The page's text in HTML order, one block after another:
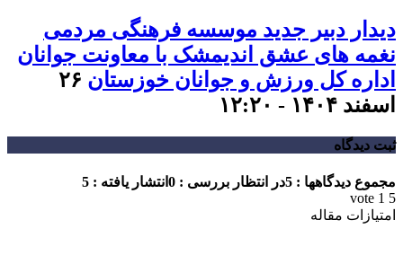
دیدار دبیر جدید موسسه فرهنگی مردمی
نغمه های عشق اندیمشک با معاونت جوانان
اداره کل ورزش و جوانان خوزستان ۲۶
اسفند ۱۴۰۴ - ۱۲:۲۰
ثبت دیدگاه
مجموع دیدگاهها : 5 در انتظار بررسی : 0
انتشار یافته : 5
5
1
vote
امتیازات مقاله